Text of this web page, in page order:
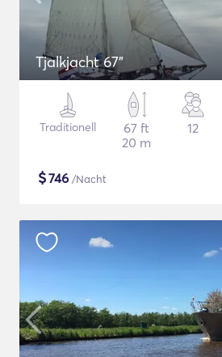
Tjalkjacht 67"
Traditionell
67 ft
20 m
12
$746 /Nacht